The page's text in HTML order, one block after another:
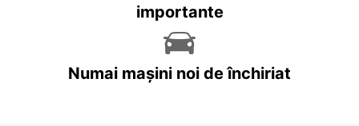
importante
Numai mașini noi de închiriat